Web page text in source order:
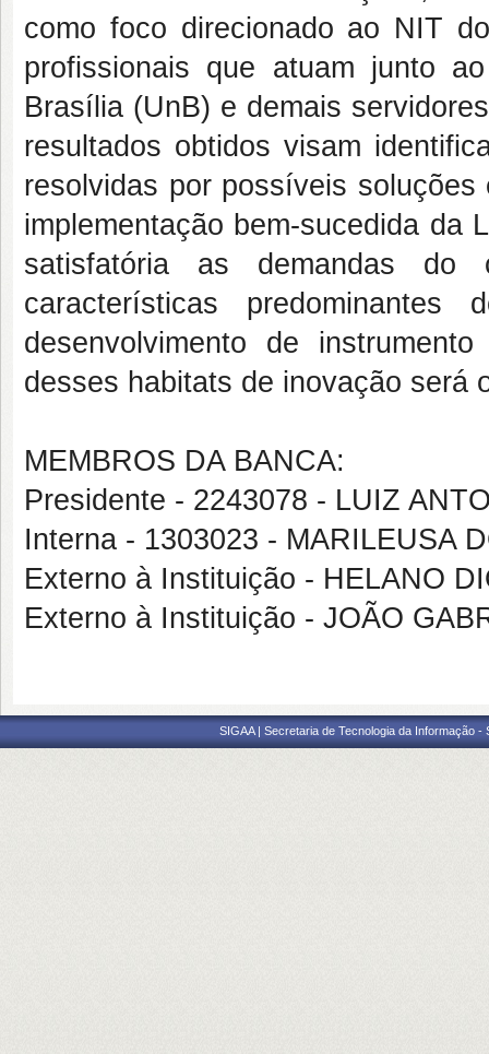
como foco direcionado ao NIT
profissionais que atuam junto
Brasília (UnB) e demais
resultados obtidos visam
resolvidas por possíveis
implementação bem-sucedida da
satisfatória as demandas do
características
desenvolvimento de
desses habitats de inovação será
MEMBROS DA BANCA:
Presidente - 2243078 - LUIZ
Interna - 1303023 - MARILEUSA
Externo à Instituição - HELANO
Externo à Instituição - JOÃO
SIGAA | Secretaria de Tecnologia da Informação